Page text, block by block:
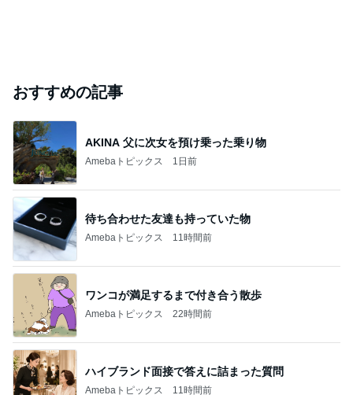
おすすめの記事
AKINA 父に次女を預け乗った乗り物
Amebaトピックス 1日前
待ち合わせた友達も持っていた物
Amebaトピックス 11時間前
ワンコが満足するまで付き合う散歩
Amebaトピックス 22時間前
ハイブランド面接で答えに詰まった質問
Amebaトピックス 11時間前